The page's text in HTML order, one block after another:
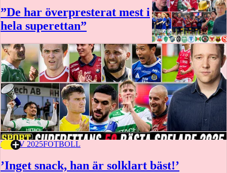
”De har överpresterat mest i
hela superettan”
3 NOV 2025FOTBOLL
’Inget snack, han är solklart bäst!’